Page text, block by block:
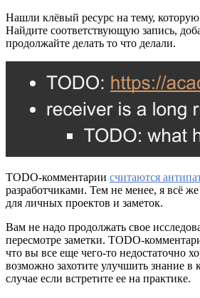
Нашли клёвый ресурс на тему,
Найдите соответствующую запись,
продолжайте делать то что делали.
TODO-комментарии считаются
разработчиками. Тем не менее, я всё
для личных проектов и заметок.
Вам не надо продолжать свое
пересмотре заметки. TODO-
что вы все еще чего-то недостаточно
возможно захотите улучшить знание в
случае если встретите ее на практике.